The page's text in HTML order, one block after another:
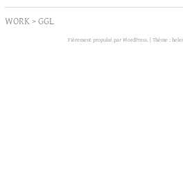
WORK>GGL
Fièrement propulsé par WordPress. Thème :